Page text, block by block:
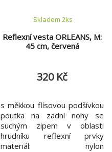
Reflexní vesta ORLEANS, M:
45 cm, červená
Skladem 2ks
320 Kč
s měkkou flísovou podšívkou
poutka na zadní nohy se
suchým zipem v oblasti
hrudníku reflexní prvky
materiál: nylon